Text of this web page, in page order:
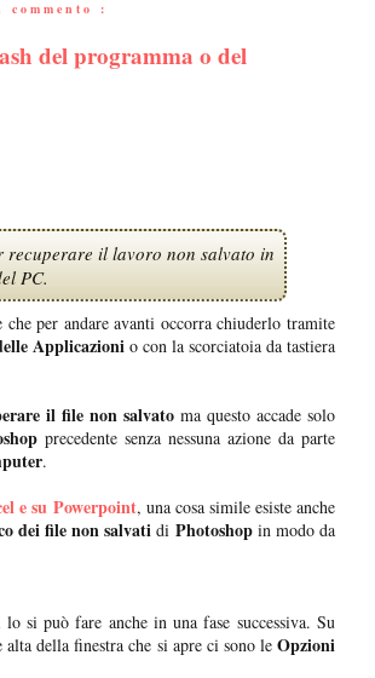
commento :
del programma o del
recuperare il lavoro non salvato in
PC.
per andare avanti occorra chiuderlo tramite
Applicazionio con la scorciatoia da tastiera
il file non salvatoma questo accade solo
precedente senza nessuna azione da parte
.
e su Powerpoint, una cosa simile esiste anche
dei file non salvati di Photoshopin modo da
lo si può fare anche in una fase successiva. Su
alta della finestra che si apre ci sono leOpzioni